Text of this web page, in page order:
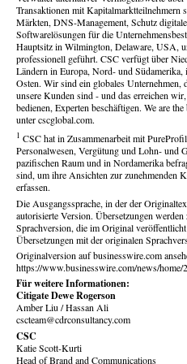
Transaktionen mit Kapitalmarktteilnehmern
Märkten, DNS-Management, Schutz
Softwarelösungen für die
Hauptsitz in Wilmington, Delaware, USA,
professionell geführt. CSC verfügt über
Ländern in Europa, Nord- und
Osten. Wir sind ein globales Unternehmen,
unsere Kunden sind - und das erreichen
bedienen, Experten beschäftigen. We are
unter cscglobal.com.
1 CSC hat in Zusammenarbeit mit
Personalwesen, Vergütung und Lohn- und
pazifischen Raum und in Nordamerika
sind, um ihre Ansichten zur zunehmenden
erfassen.
Die Ausgangssprache, in der der
autorisierte Version. Übersetzungen
Sprachversion, die im Original
Übersetzungen mit der originalen
Originalversion auf businesswire.com
https://www.businesswire.com/news/home/
Für weitere Informationen:
Citigate Dewe Rogerson
Amber Liu / Hassan Ali
cscteam@cdrconsultancy.com
CSC
Katie Scott-Kurti
Head of Brand and Communications